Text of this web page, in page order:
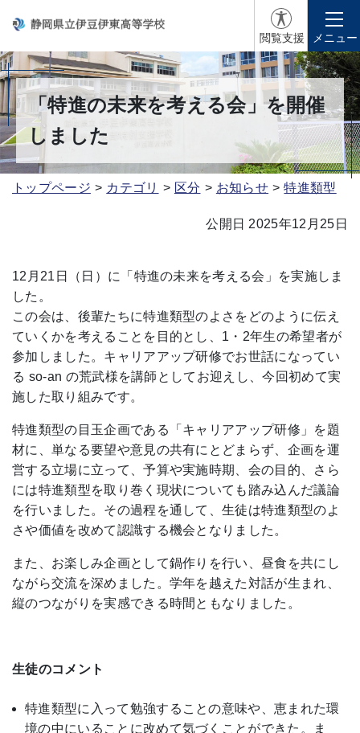
閲覧支援 メニュー
「特進の未来を考える会」を開催
しました
トップページ カテゴリ 区分 お知らせ 特進類型
公開日 2025年12月25日
12月21日（日）に「特進の未来を考える会」を実施しま
した。
この会は、後輩たちに特進類型のよさをどのように伝え
ていくかを考えることを目的とし、1・2年生の希望者が
参加しました。キャリアアップ研修でお世話になってい
る so-an の荒武様を講師としてお迎えし、今回初めて実
施した取り組みです。
特進類型の目玉企画である「キャリアアップ研修」を題
材に、単なる要望や意見の共有にとどまらず、企画を運
営する立場に立って、予算や実施時期、会の目的、さら
には特進類型を取り巻く現状についても踏み込んだ議論
を行いました。その過程を通して、生徒は特進類型のよ
さや価値を改めて認識する機会となりました。
また、お楽しみ企画として鍋作りを行い、昼食を共にし
ながら交流を深めました。学年を越えた対話が生まれ、
縦のつながりを実感できる時間ともなりました。
生徒のコメント
特進類型に入って勉強することの意味や、恵まれた環
境の中にいることに改めて気づくことができた。ま